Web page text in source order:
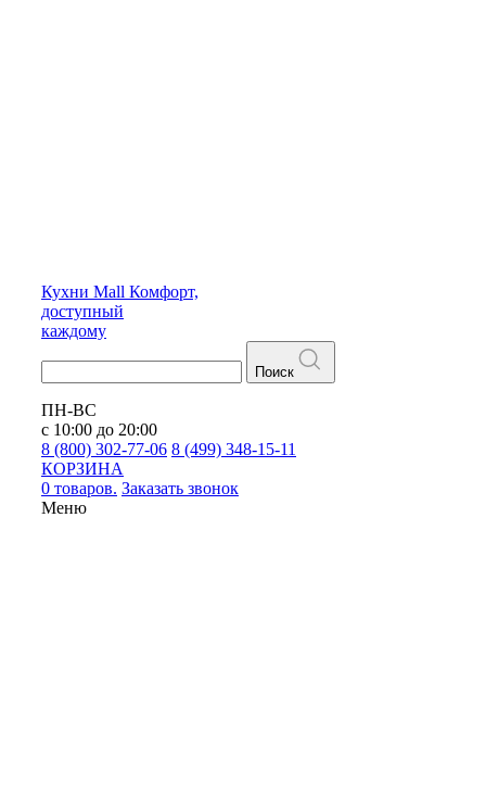
Кухни Mall Комфорт,
доступный
каждому
Поиск
ПН-ВС
с 10:00 до 20:00
8 (800) 302-77-06 8 (499) 348-15-11
КОРЗИНА
0 товаров. Заказать звонок
Меню